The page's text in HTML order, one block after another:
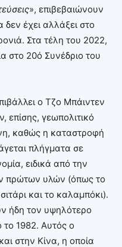
», επιβεβαιώνουν
δεν έχει αλλάξει στο
Στα τέλη του 2022,
στο 20ό Συνέδριο του
ο Τζο Μπάιντεν
επίσης, γεωπολιτικό
καθώς η καταστροφή
πλήγματα σε
ειδικά από την
πρώτων υλών (όπως το
και το καλαμπόκι).
ήδη τον υψηλότερο
1982. Αυτός ο
στην Κίνα, η οποία